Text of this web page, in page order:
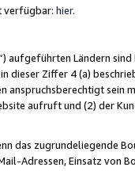
verfügbar: hier.
aufgeführten Ländern
dieser Ziffer 4 (a)
anspruchsberechtigt sein
aufruft und (2) der
das zugrundeliegende
Adressen, Einsatz von